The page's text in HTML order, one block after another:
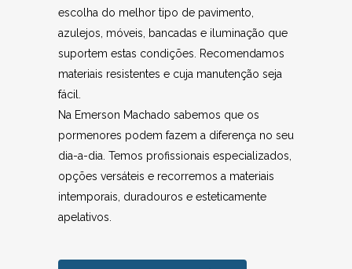
escolha do melhor tipo de pavimento,
azulejos, móveis, bancadas e iluminação que
suportem estas condições. Recomendamos
materiais resistentes e cuja manutenção seja
fácil.
Na Emerson Machado sabemos que os
pormenores podem fazem a diferença no seu
dia-a-dia. Temos profissionais especializados,
opções versáteis e recorremos a materiais
intemporais, duradouros e esteticamente
apelativos.